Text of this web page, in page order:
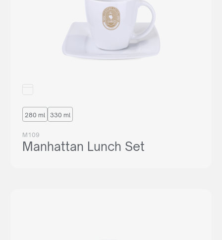
280 ml 330 ml
M109
Manhattan Lunch Set